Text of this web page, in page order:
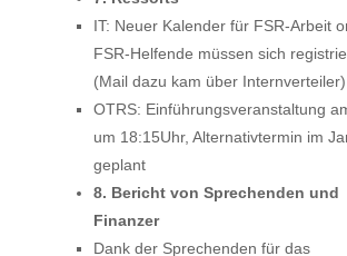
IT: Neuer Kalender für FSR-Arbeit
FSR-Helfende müssen sich
(Mail dazu kam über Internverteiler)
OTRS: Einführungsveranstaltung
um 18:15Uhr, Alternativtermin im
geplant
8. Bericht von Sprechenden und
Finanzer
Dank der Sprechenden für das